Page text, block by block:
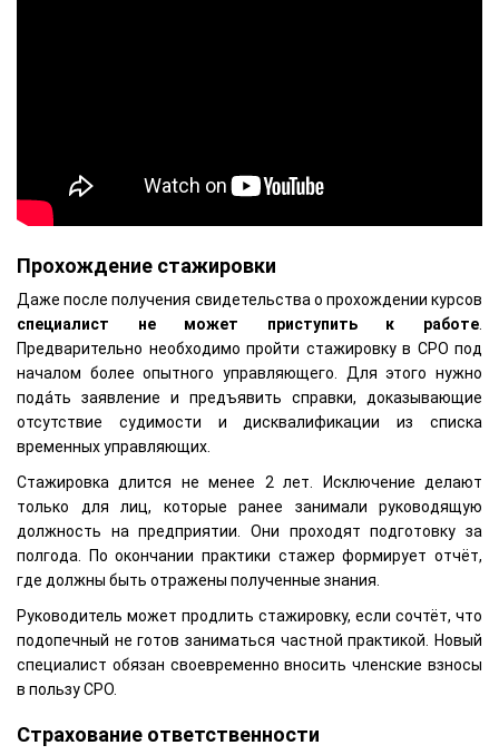
Прохождение стажировки
Даже после получения свидетельства о прохождении курсов
специалист не может приступить к работе
Предварительно необходимо пройти стажировку в СРО под
началом более опытного управляющего. Для этого нужно
пода́ть заявление и предъявить справки, доказывающие
отсутствие судимости и дисквалификации из списка
временных управляющих.
Стажировка длится не менее 2 лет. Исключение делают
только для лиц, которые ранее занимали руководящую
должность на предприятии. Они проходят подготовку за
полгода. По окончании практики стажер формирует отчёт,
где должны быть отражены полученные знания.
Руководитель может продлить стажировку, если сочтёт, что
подопечный не готов заниматься частной практикой. Новый
специалист обязан своевременно вносить членские взносы
в пользу СРО.
Страхование ответственности